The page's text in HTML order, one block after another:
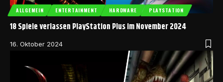
ALLGEMEIN ENTERTAINMENT HARDWARE PLAYSTATION
18 Spiele verlassen PlayStation Plus im November 2024
16. Oktober 2024